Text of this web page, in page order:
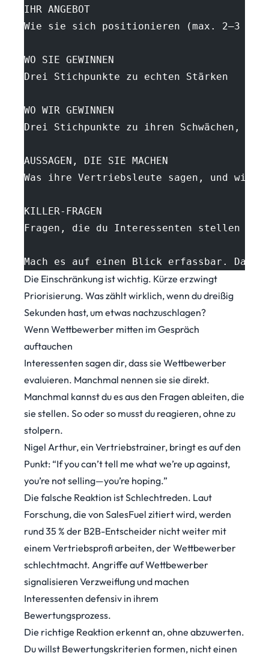
IHR ANGEBOT
Wie sie sich positionieren (max. 2–3
WO SIE GEWINNEN
Drei Stichpunkte zu echten Stärken
WO WIR GEWINNEN
Drei Stichpunkte zu ihren Schwächen,
AUSSAGEN, DIE SIE MACHEN
Was ihre Vertriebsleute sagen, und wie
KILLER-FRAGEN
Fragen, die du Interessenten stellen
Mach es auf einen Blick erfassbar. Das
Die Einschränkung ist wichtig. Kürze erzwingt
Priorisierung. Was zählt wirklich, wenn du dreißig
Sekunden hast, um etwas nachzuschlagen?
Wenn Wettbewerber mitten im Gespräch
auftauchen
Interessenten sagen dir, dass sie Wettbewerber
evaluieren. Manchmal nennen sie sie direkt.
Manchmal kannst du es aus den Fragen ableiten, die
sie stellen. So oder so musst du reagieren, ohne zu
stolpern.
Nigel Arthur, ein Vertriebstrainer, bringt es auf den
Punkt: “If you can’t tell me what we’re up against,
you’re not selling—you’re hoping.”
Die falsche Reaktion ist Schlechtreden. Laut
Forschung, die von SalesFuel zitiert wird, werden
rund 35 % der B2B-Entscheider nicht weiter mit
einem Vertriebsprofi arbeiten, der Wettbewerber
schlechtmacht. Angriffe auf Wettbewerber
signalisieren Verzweiflung und machen
Interessenten defensiv in ihrem
Bewertungsprozess.
Die richtige Reaktion erkennt an, ohne abzuwerten.
Du willst Bewertungskriterien formen, nicht einen